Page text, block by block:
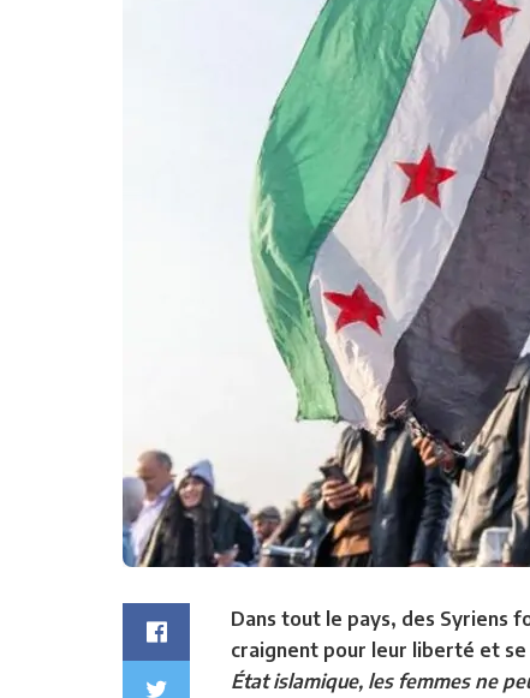
Dans tout le pays, des Syriens
craignent pour leur liberté et
État islamique, les femmes ne